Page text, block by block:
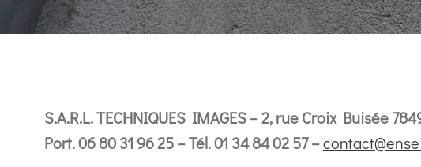
S.A.R.L. TECHNIQUES IMAGES – 2, rue Croix Buisée
Port. 06 80 31 96 25 – Tél. 01 34 84 02 57–